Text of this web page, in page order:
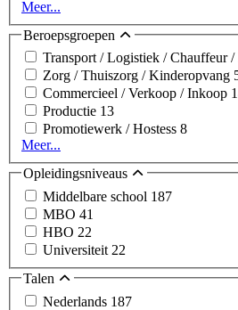
Meer...
Beroepsgroepen
Transport / Logistiek / Chauffeur
Zorg / Thuiszorg / Kinderopvang
Commercieel / Verkoop / Inkoop
Productie 13
Promotiewerk / Hostess 8
Meer...
Opleidingsniveaus
Middelbare school 187
MBO 41
HBO 22
Universiteit 22
Talen
Nederlands 187